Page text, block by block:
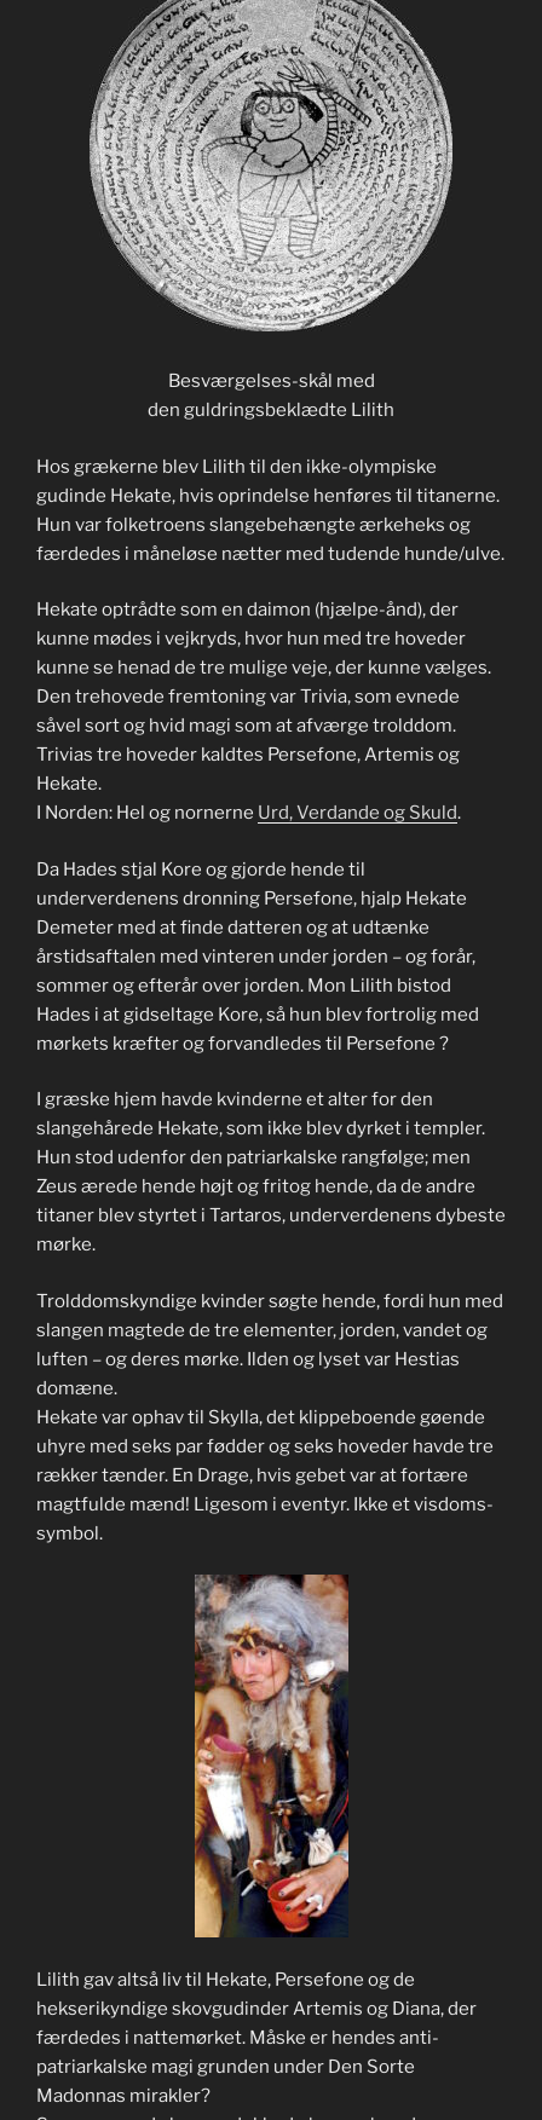
Besværgelses-skål med
den guldringsbeklædte Lilith
Hos grækerne blev Lilith til den ikke-olympiske
gudinde Hekate, hvis oprindelse henføres til titanerne.
Hun var folketroens slangebehængte ærkeheks og
færdedes i måneløse nætter med tudende hunde/ulve.
Hekate optrådte som en daimon (hjælpe-ånd), der
kunne mødes i vejkryds, hvor hun med tre hoveder
kunne se henad de tre mulige veje, der kunne vælges.
Den trehovede fremtoning var Trivia, som evnede
såvel sort og hvid magi som at afværge trolddom.
Trivias tre hoveder kaldtes Persefone, Artemis og
Hekate.
I Norden: Hel og nornerne Urd, Verdande og Skuld.
Da Hades stjal Kore og gjorde hende til
underverdenens dronning Persefone, hjalp Hekate
Demeter med at finde datteren og at udtænke
årstidsaftalen med vinteren under jorden – og forår,
sommer og efterår over jorden. Mon Lilith bistod
Hades i at gidseltage Kore, så hun blev fortrolig med
mørkets kræfter og forvandledes til Persefone ?
I græske hjem havde kvinderne et alter for den
slangehårede Hekate, som ikke blev dyrket i templer.
Hun stod udenfor den patriarkalske rangfølge; men
Zeus ærede hende højt og fritog hende, da de andre
titaner blev styrtet i Tartaros, underverdenens dybeste
mørke.
Trolddomskyndige kvinder søgte hende, fordi hun med
slangen magtede de tre elementer, jorden, vandet og
luften – og deres mørke. Ilden og lyset var Hestias
domæne.
Hekate var ophav til Skylla, det klippeboende gøende
uhyre med seks par fødder og seks hoveder havde tre
rækker tænder. En Drage, hvis gebet var at fortære
magtfulde mænd! Ligesom i eventyr. Ikke et visdoms-
symbol.
Lilith gav altså liv til Hekate, Persefone og de
hekserikyndige skovgudinder Artemis og Diana, der
færdedes i nattemørket. Måske er hendes anti-
patriarkalske magi grunden under Den Sorte
Madonnas mirakler?